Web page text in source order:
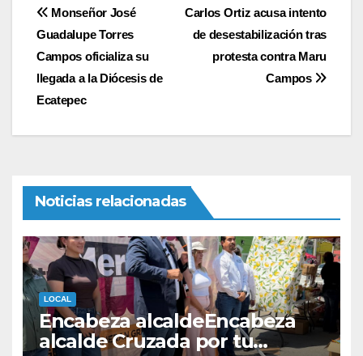
Navegación
de
entradas
Carlos Ortiz acusa intento
de desestabilización tras
protesta contra Maru
Campos
Monseñor José
Guadalupe Torres
Campos oficializa su
llegada a la Diócesis de
Ecatepec
Noticias relacionadas
LOCAL
Encabeza alcaldeEncabeza
alcalde Cruzada por tu